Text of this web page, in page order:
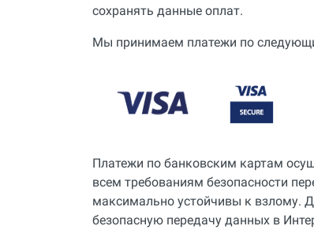
сохранять данные оплат.
Мы принимаем платежи по
Платежи по банковским картам
всем требованиям безопасности
максимально устойчивы к взлому.
безопасную передачу данных в